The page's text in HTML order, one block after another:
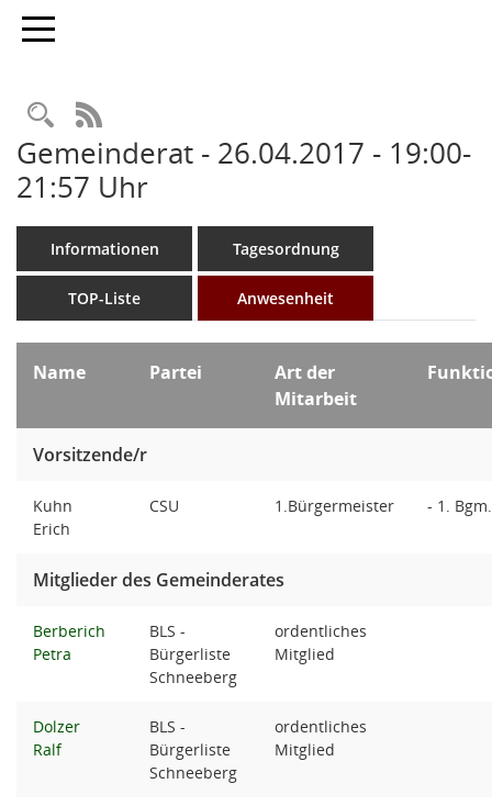
Toggle navigation
Rechercheauswahl
RSS-Feed
Gemeinderat - 26.04.2017 - 19:00-
21:57 Uhr
Informationen Tagesordnung
TOP-Liste Anwesenheit
Name Partei
Art der
Mitarbeit
Vorsitzende/r
Kuhn
Erich
CSU 1.Bürgermeister - 1.
Mitglieder des Gemeinderates
Berberich
Petra
BLS -
Bürgerliste
Schneeberg
ordentliches
Mitglied
Dolzer
Ralf
BLS -
Bürgerliste
Schneeberg
ordentliches
Mitglied